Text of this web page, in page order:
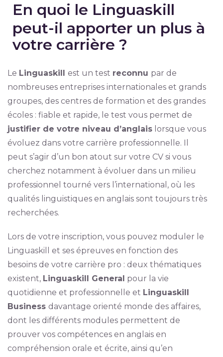
En quoi le Linguaskill
peut-il apporter un plus à
votre carrière ?
Le Linguaskill est un test reconnu par de
nombreuses entreprises internationales et grands
groupes, des centres de formation et des grandes
écoles : fiable et rapide, le test vous permet de
justifier de votre niveau d’anglaislorsque vous
évoluez dans votre carrière professionnelle. Il
peut s’agir d’un bon atout sur votre CV si vous
cherchez notamment à évoluer dans un milieu
professionnel tourné vers l’international, où les
qualités linguistiques en anglais sont toujours très
recherchées.
Lors de votre inscription, vous pouvez moduler le
Linguaskill et ses épreuves en fonction des
besoins de votre carrière pro : deux thématiques
existent, Linguaskill General pour la vie
quotidienne et professionnelle et Linguaskill
Business davantage orienté monde des affaires,
dont les différents modules permettent de
prouver vos compétences en anglais en
compréhension orale et écrite, ainsi qu’en